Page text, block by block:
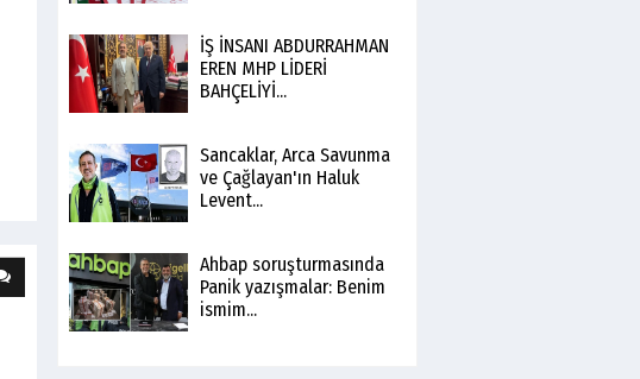
İŞ İNSANI ABDURRAHMAN
EREN MHP LİDERİ
BAHÇELİYİ...
Sancaklar, Arca Savunma
ve Çağlayan'ın Haluk
Levent...
Ahbap soruşturmasında
Panik yazışmalar: Benim
ismim...